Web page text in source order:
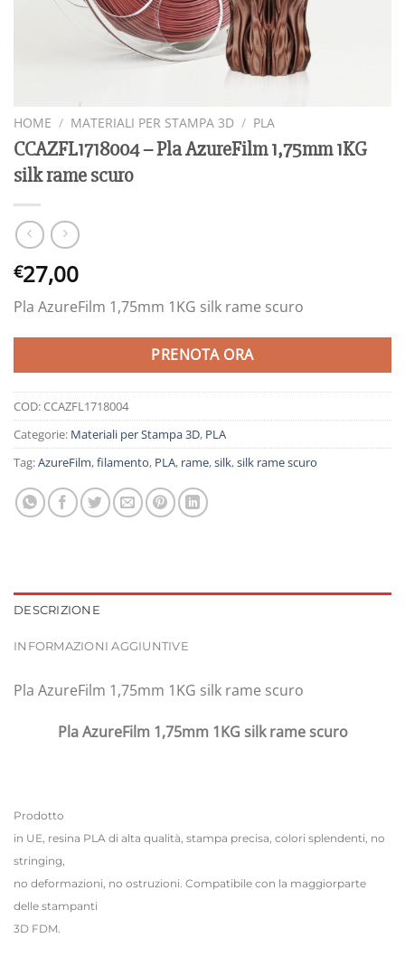
HOME / MATERIALI PER STAMPA 3D / PLA
CCAZFL1718004 – Pla AzureFilm 1,75mm 1KG
silk rame scuro
€27,00
Pla AzureFilm 1,75mm 1KG silk rame scuro
PRENOTA ORA
COD:CCAZFL1718004
Categorie: Materiali per Stampa 3D, PLA
Tag:AzureFilm,filamento, PLA, rame,silk,silk rame scuro
DESCRIZIONE
INFORMAZIONI AGGIUNTIVE
Pla AzureFilm 1,75mm 1KG silk rame scuro
Pla AzureFilm 1,75mm 1KG silk rame scuro
Prodotto
in UE, resina PLA di alta qualità, stampa precisa, colori splendenti, no
stringing,
no deformazioni, no ostruzioni. Compatibile con la maggiorparte
delle stampanti
3D FDM.